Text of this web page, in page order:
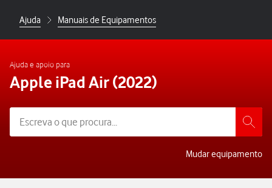
Ajuda Manuais de Equipamentos
Ajuda e apoio para
Apple iPad Air (2022)
Mudar equipamento